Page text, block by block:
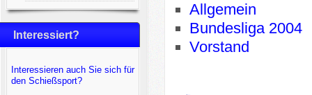
Interessiert?
Interessieren auch Sie sich für
den Schießsport?
Allgemein
Bundesliga 2004
Vorstand